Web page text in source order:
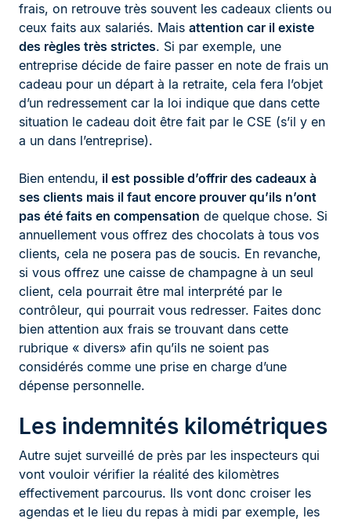
frais, on retrouve très souvent les cadeaux clients ou
ceux faits aux salariés. Mais attention car il existe
des règles très strictes. Si par exemple, une
entreprise décide de faire passer en note de frais un
cadeau pour un départ à la retraite, cela fera l’objet
d’un redressement car la loi indique que dans cette
situation le cadeau doit être fait par le CSE (s’il y en
a un dans l’entreprise).
Bien entendu, il est possible d’offrir des cadeaux à
ses clients mais il faut encore prouver qu’ils n’ont
pas été faits en compensation de quelque chose. Si
annuellement vous offrez des chocolats à tous vos
clients, cela ne posera pas de soucis. En revanche,
si vous offrez une caisse de champagne à un seul
client, cela pourrait être mal interprété par le
contrôleur, qui pourrait vous redresser. Faites donc
bien attention aux frais se trouvant dans cette
rubrique « divers» afin qu’ils ne soient pas
considérés comme une prise en charge d’une
dépense personnelle.
Les indemnités kilométriques
Autre sujet surveillé de près par les inspecteurs qui
vont vouloir vérifier la réalité des kilomètres
effectivement parcourus. Ils vont donc croiser les
agendas et le lieu du repas à midi par exemple, les